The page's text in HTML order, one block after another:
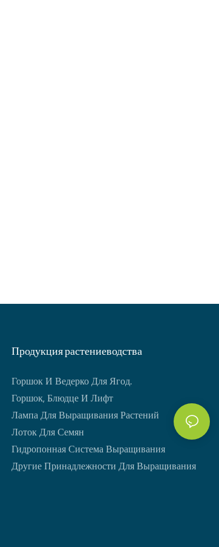
Продукция растениеводства
Горшок И Ведерко Для Ягод.
Горшок, Блюдце И Лифт
Лампа Для Выращивания Растений
Лоток Для Семян
Гидропонная Система Выращивания
Другие Принадлежности Для Выращивания